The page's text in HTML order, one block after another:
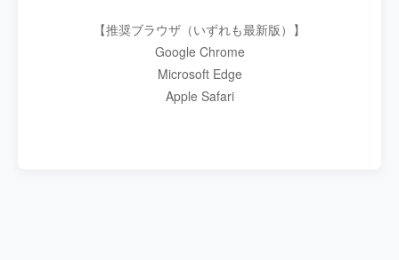
【推奨ブラウザ（いずれも最新版）】
Google Chrome
Microsoft Edge
Apple Safari